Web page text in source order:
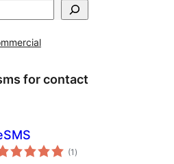
for contact
(1 total
ratings
)